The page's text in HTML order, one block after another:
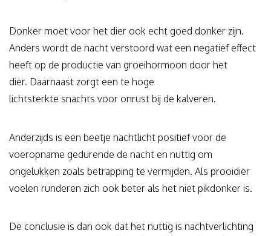
Donker moet voor het dier ook echt goed donker zijn.
Anders wordt de nacht verstoord wat een negatief effect
heeft op de productie van groeihormoon door het
dier. Daarnaast zorgt een te hoge
lichtsterkte snachts voor onrust bij de kalveren.
Anderzijds is een beetje nachtlicht positief voor de
voeropname gedurende de nacht en nuttig om
ongelukken zoals betrapping te vermijden. Als prooidier
voelen runderen zich ook beter als het niet pikdonker is.
De conclusie is dan ook dat het nuttig is nachtverlichting